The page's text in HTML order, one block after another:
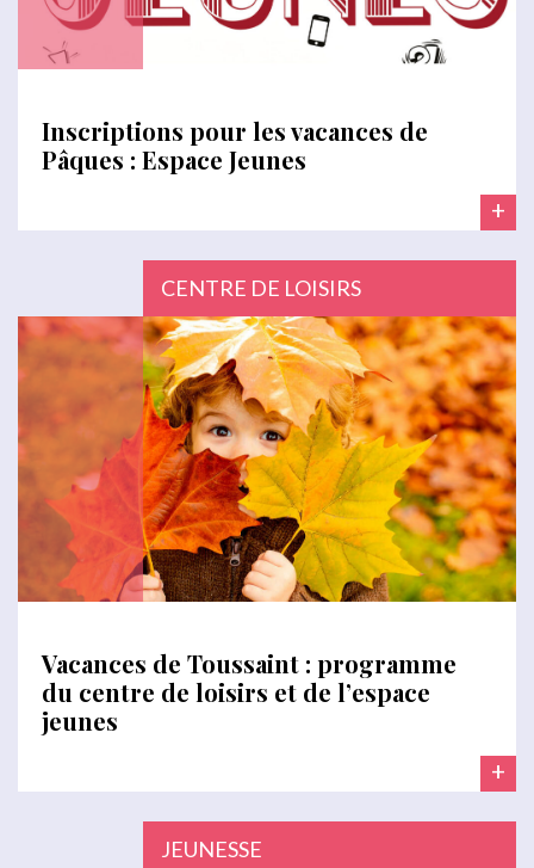
Inscriptions pour les vacances de
Pâques : Espace Jeunes
+
CENTRE DE LOISIRS
Vacances de Toussaint : programme
du centre de loisirs et de l’espace
jeunes
+
JEUNESSE